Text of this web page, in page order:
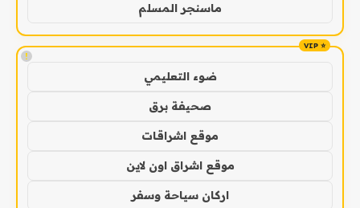
ماسنجر المسلم
!
ضوء التعليمي
صحيفة برق
موقع اشراقات
موقع اشراق اون لاين
اركان سياحة وسفر